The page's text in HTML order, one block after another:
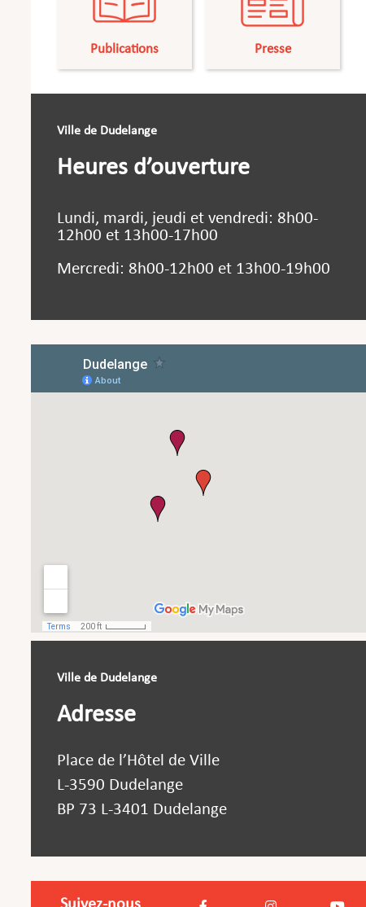
Publications Presse
Ville de Dudelange
Heures d’ouverture
Lundi, mardi, jeudi et vendredi: 8h00-
12h00 et 13h00-17h00
Mercredi: 8h00-12h00 et 13h00-19h00
Ville de Dudelange
Adresse
Place de l’Hôtel de Ville
L-3590 Dudelange
BP 73 L-3401 Dudelange